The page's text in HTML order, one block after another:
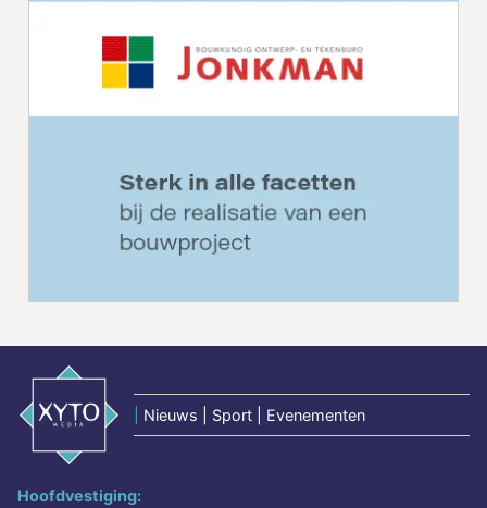
Nieuws | Sport | Evenementen
Hoofdvestiging: